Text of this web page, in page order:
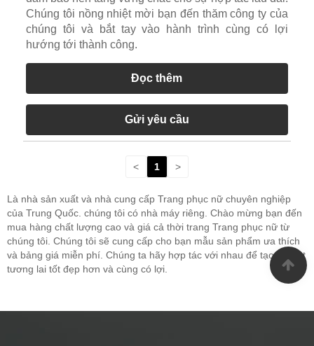
Chúng tôi nồng nhiệt mời bạn đến thăm công ty của
chúng tôi và bắt tay vào hành trình cùng có lợi
hướng tới thành công.
Đọc thêm
Gửi yêu cầu
< 1 >
Là nhà sản xuất và nhà cung cấp Trang phục nữ chuyên nghiệp
của Trung Quốc. chúng tôi có nhà máy riêng. Chào mừng bạn đến
mua hàng chất lượng cao và giá cả thời trang Trang phục nữ từ
chúng tôi. Chúng tôi sẽ cung cấp cho bạn mẫu sản phẩm ưa thích
và bảng giá miễn phí. Chúng ta hãy hợp tác với nhau để tạo ra một
tương lai tốt đẹp hơn và cùng có lợi.